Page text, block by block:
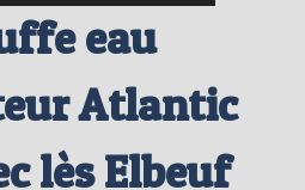
eau
Atlantic
lès Elbeuf